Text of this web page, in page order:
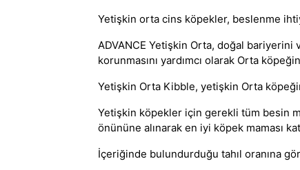
Yetişkin orta cins köpekler, beslenme
ADVANCE Yetişkin Orta, doğal bariyerini
korunmasını yardımcı olarak Orta
Yetişkin Orta Kibble, yetişkin Orta
Yetişkin köpekler için gerekli tüm besin
önününe alınarak en iyi köpek maması
İçeriğinde bulundurduğu tahıl oranına